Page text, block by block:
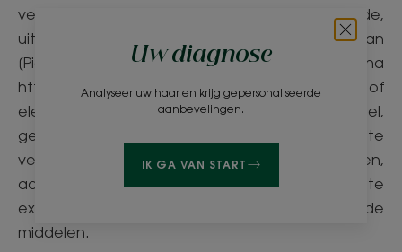
verboden om, zonder de voorafgaande,
uitdrukkelijke en schriftelijke toestemming van
[Pierre Fabre Benelux NV], de pagina
https://www.klorane.com/be-nl van [Klorane]® of
elementen die verband houden met het Spel,
geheel of gedeeltelijk te reproduceren, te
vertonen, te wijzigen, te verzenden, te publiceren,
aan te passen of op welke wijze dan ook te
exploiteren, ongeacht het medium en de
middelen.
Uw diagnose
Analyseer uw haar en krijg gepersonaliseerde
aanbevelingen.
IK GA VAN START